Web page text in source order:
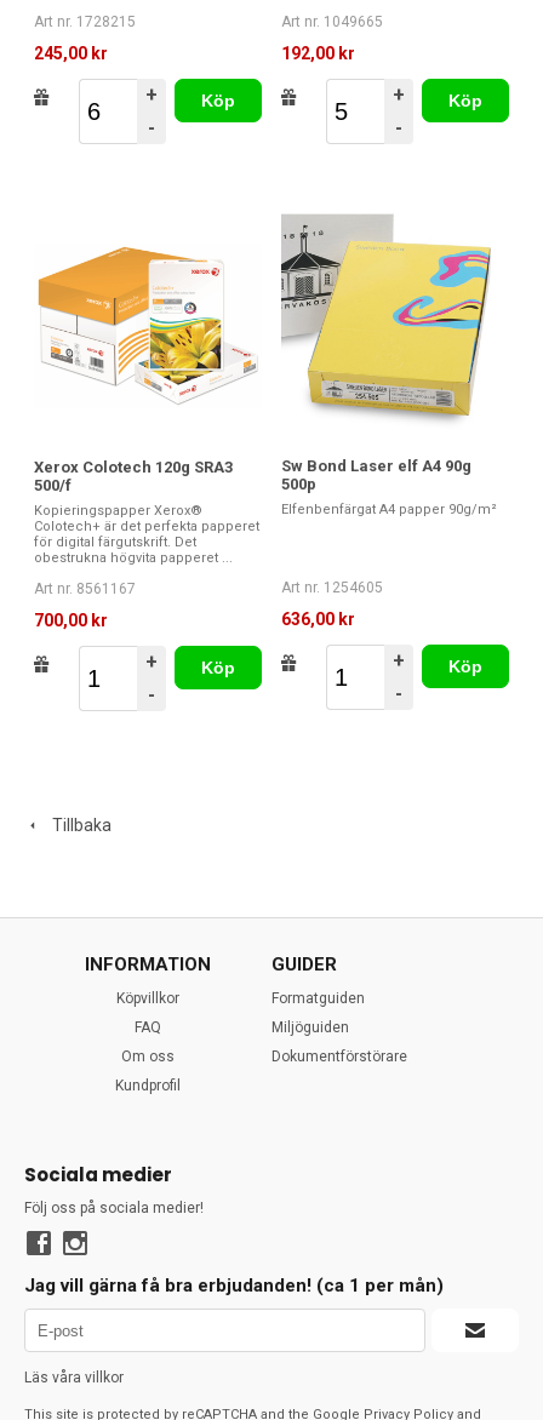
Art nr. 1728215
245,00 kr
+
-
Köp
Art nr. 1049665
192,00 kr
+
-
Köp
Xerox Colotech 120g SRA3
500/f
Kopieringspapper Xerox®
Colotech+ är det perfekta papperet
för digital färgutskrift. Det
obestrukna högvita papperet ...
Art nr. 8561167
700,00 kr
+
-
Köp
Sw Bond Laser elf A4 90g
500p
Elfenbenfärgat A4 papper 90g/m²
Art nr. 1254605
636,00 kr
+
-
Köp
Tillbaka
INFORMATION
Köpvillkor
FAQ
Om oss
Kundprofil
GUIDER
Formatguiden
Miljöguiden
Dokumentförstörare
Sociala medier
Följ oss på sociala medier!
Jag vill gärna få bra erbjudanden! (ca 1 per mån)
Läs våra villkor
This site is protected by reCAPTCHA and the Google Privacy Policy and